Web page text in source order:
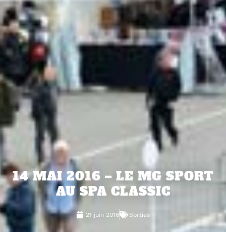
14 MAI 2016 – LE MG SPORT
AU SPA CLASSIC
21 juin 2016 Sorties